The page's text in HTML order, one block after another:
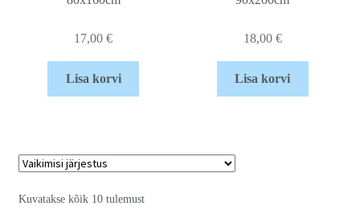
17,00€
Lisa korvi
18,00 €
Lisa korvi
Kuvatakse kõik 10 tulemust